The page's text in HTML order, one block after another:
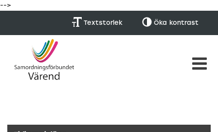
-->
Textstorlek Öka kontrast